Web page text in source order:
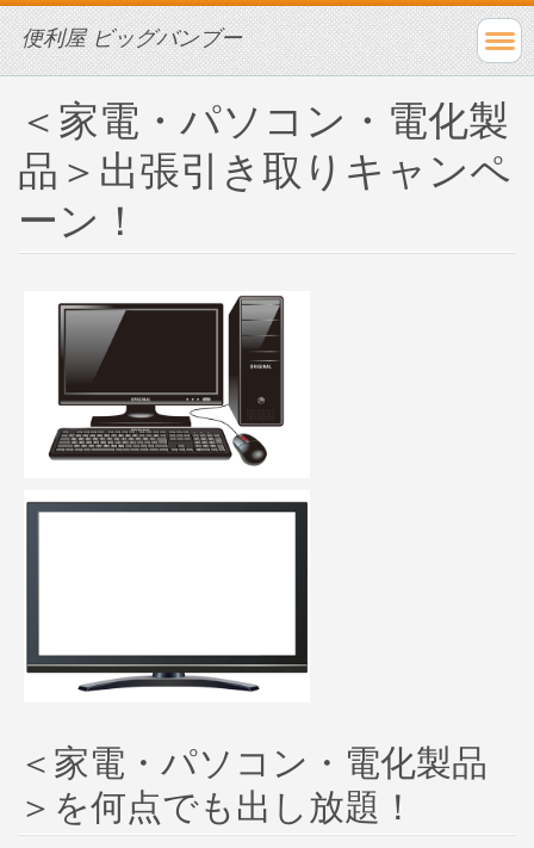
便利屋 ビッグバンブー
＜家電・パソコン・電化製
品＞出張引き取りキャンペ
ーン！
＜家電・パソコン・電化製品
＞を何点でも出し放題！